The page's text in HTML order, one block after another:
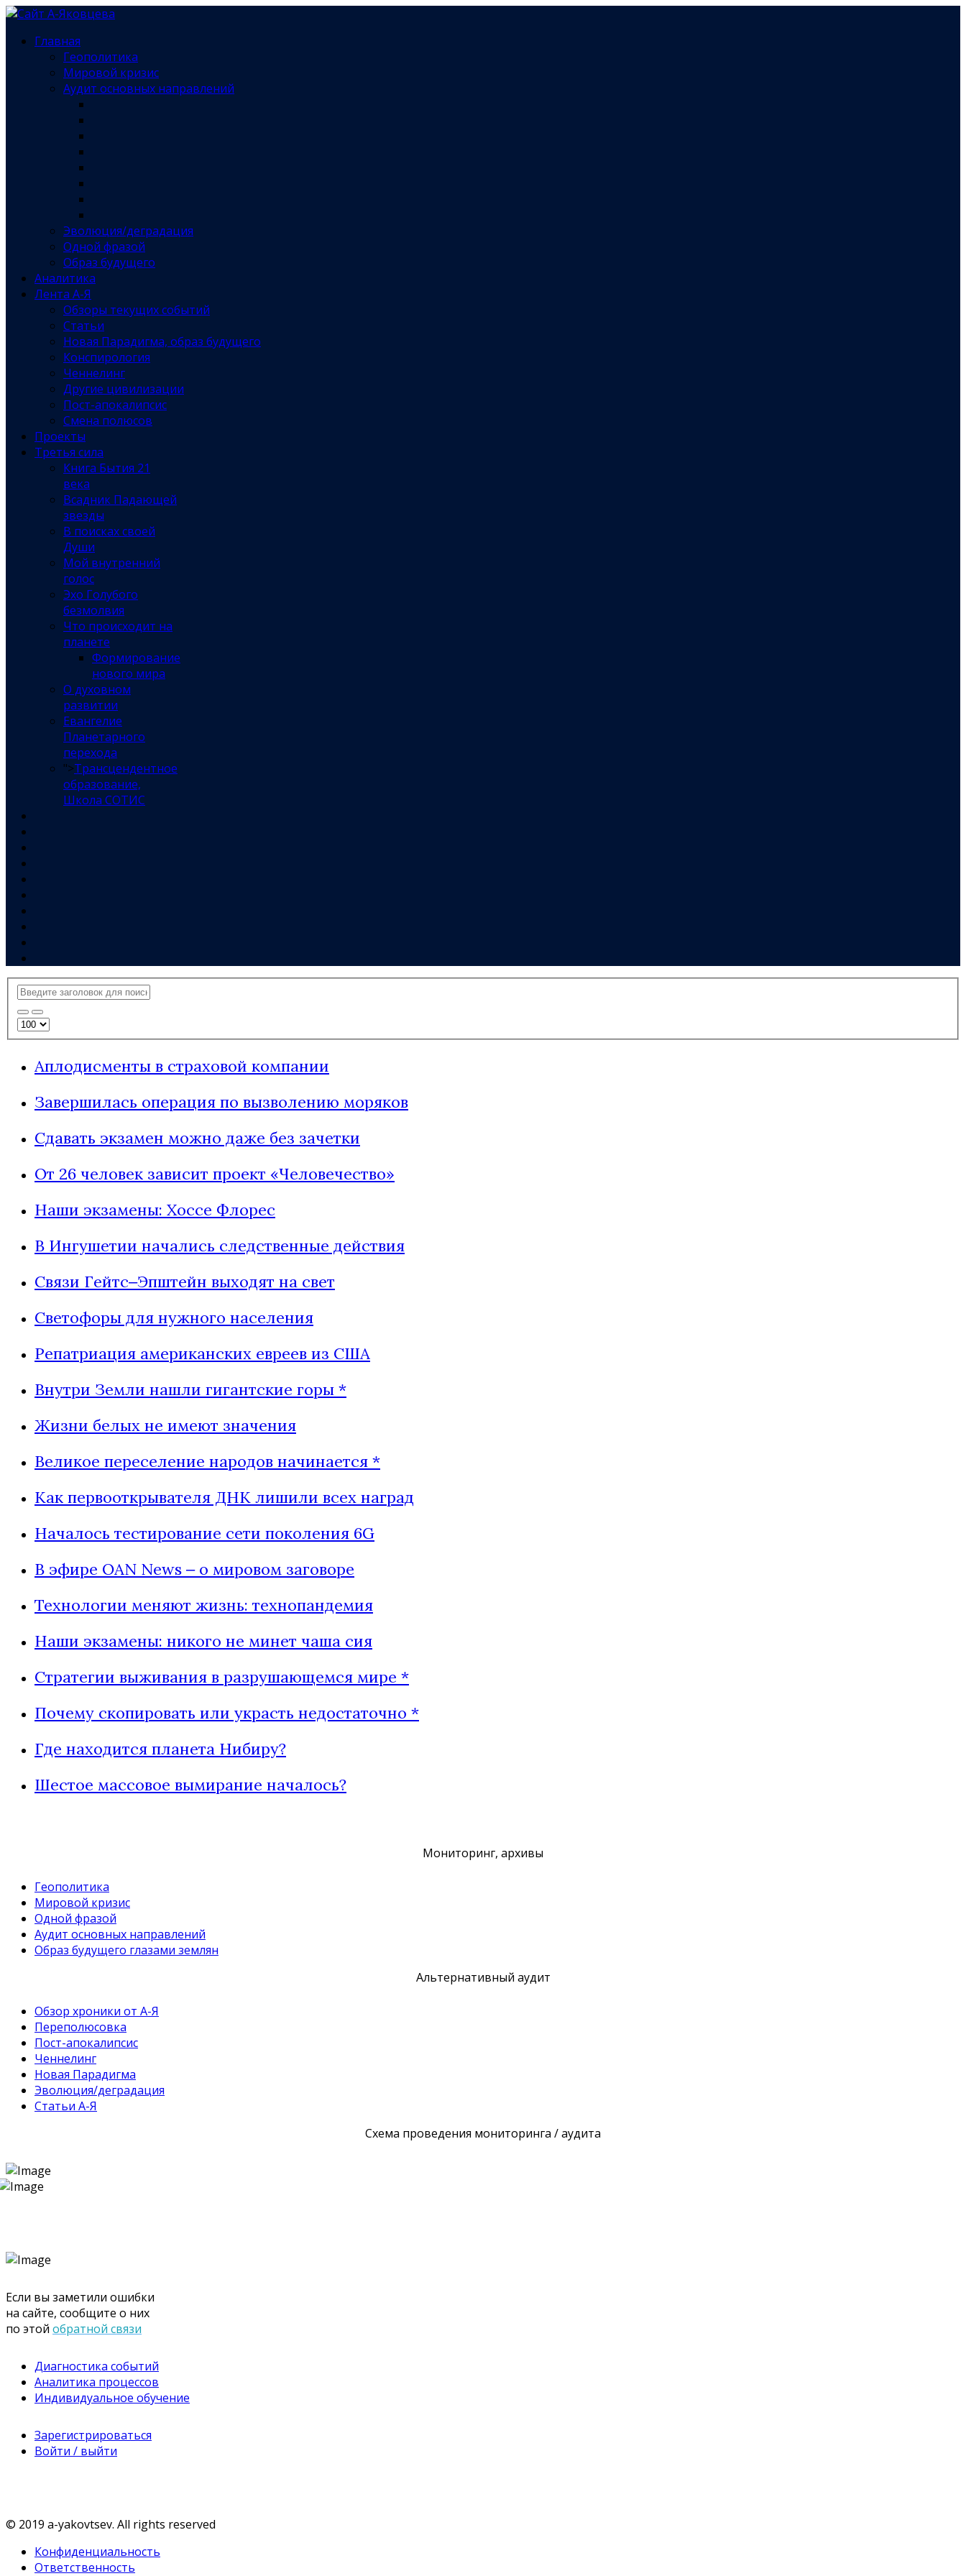
Главная
Геополитика
Мировой кризис
Аудит основных направлений
Эволюция/деградация
Одной фразой
Образ будущего
Аналитика
Лента А-Я
Обзоры текущих событий
Статьи
Новая Парадигма, образ будущего
Конспирология
Ченнелинг
Другие цивилизации
Пост-апокалипсис
Смена полюсов
Проекты
Третья сила
Книга Бытия 21
века
Всадник Падающей
звезды
В поисках своей
Души
Мой внутренний
голос
Эхо Голубого
безмолвия
Что происходит на
планете
Формирование
нового мира
О духовном
развитии
Евангелие
Планетарного
перехода
">Трансцендентное
образование,
Школа СОТИС
Аплодисменты в страховой компании
Завершилась операция по вызволению моряков
Сдавать экзамен можно даже без зачетки
От 26 человек зависит проект «Человечество»
Наши экзамены: Хоссе Флорес
В Ингушетии начались следственные действия
Связи Гейтс‒Эпштейн выходят на свет
Светофоры для нужного населения
Репатриация американских евреев из США
Внутри Земли нашли гигантские горы *
Жизни белых не имеют значения
Великое переселение народов начинается *
Как первооткрывателя ДНК лишили всех наград
Началось тестирование сети поколения 6G
В эфире OAN News ‒ о мировом заговоре
Технологии меняют жизнь: технопандемия
Наши экзамены: никого не минет чаша сия
Стратегии выживания в разрушающемся мире *
Почему скопировать или украсть недостаточно *
Где находится планета Нибиру?
Шестое массовое вымирание началось?
Мониторинг, архивы
Геополитика
Мировой кризис
Одной фразой
Аудит основных направлений
Образ будущего глазами землян
Альтернативный аудит
Обзор хроники от А-Я
Переполюсовка
Пост-апокалипсис
Ченнелинг
Новая Парадигма
Эволюция/деградация
Статьи А-Я
Схема проведения мониторинга / аудита
Если вы заметили ошибки
на сайте, сообщите о них
по этой обратной связи
Диагностика событий
Аналитика процессов
Индивидуальное обучение
Зарегистрироваться
Войти / выйти
© 2019 a-yakovtsev. All rights reserved
Конфиденциальность
Ответственность